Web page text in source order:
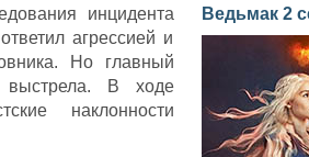
инцидента
агрессией и
Но главный
выстрела. В ходе
наклонности
Ведьмак 2